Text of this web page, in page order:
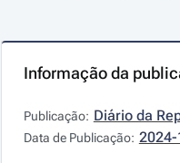
Informação da
Publicação: Diário da
Data de Publicação: